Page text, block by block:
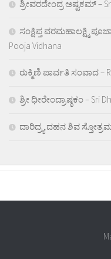
ಶ್ರೀವರದೇಂದ್ರ ಅಷ್ಟಕಮ್ –
ಸಂಕ್ಷಿಪ್ತ ವರಮಹಾಲಕ್ಷ್ಮಿ
Pooja Vidhana
ರುಕ್ಮಿಣಿ ಪಾರ್ವತಿ ಸಂವಾದ –
ಶ್ರೀ ಧೀರೇಂದ್ರಾಷ್ಠಕಂ – Sri
ದಾರಿದ್ರ್ಯ ದಹನ ಶಿವ ಸ್ತೋತ್ರಮ್